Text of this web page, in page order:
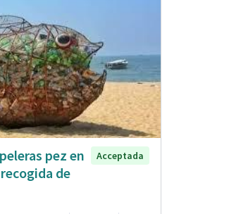
pez en
de
Acceptada